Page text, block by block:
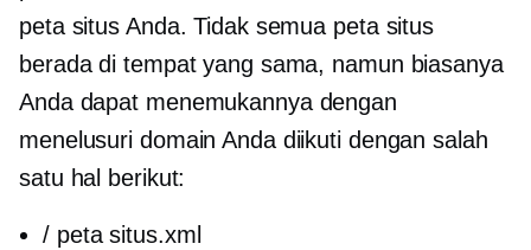
peta situs Anda. Tidak semua peta situs
berada di tempat yang sama, namun biasanya
Anda dapat menemukannya dengan
menelusuri domain Anda diikuti dengan salah
satu hal berikut:
/ peta situs.xml